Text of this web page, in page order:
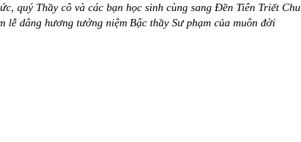
quý Thầy cô và các bạn học sinh cùng sang Đền Tiên Triết Chu
lễ dâng hương tưởng niệm Bậc thầy Sư phạm của muôn đời